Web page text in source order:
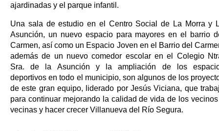
ajardinadas y el parque infantil.
Una sala de estudio en el Centro Social de La Morra y
Asunción, un nuevo espacio para mayores en el barrio
Carmen, así como un Espacio Joven en el Barrio del
además de un nuevo comedor escolar en el Colegio
Sra. de la Asunción y la ampliación de los
deportivos en todo el municipio, son algunos de los
de este gran equipo, liderado por Jesús Viciana, que
para continuar mejorando la calidad de vida de los
vecinas y hacer crecer Villanueva del Río Segura.